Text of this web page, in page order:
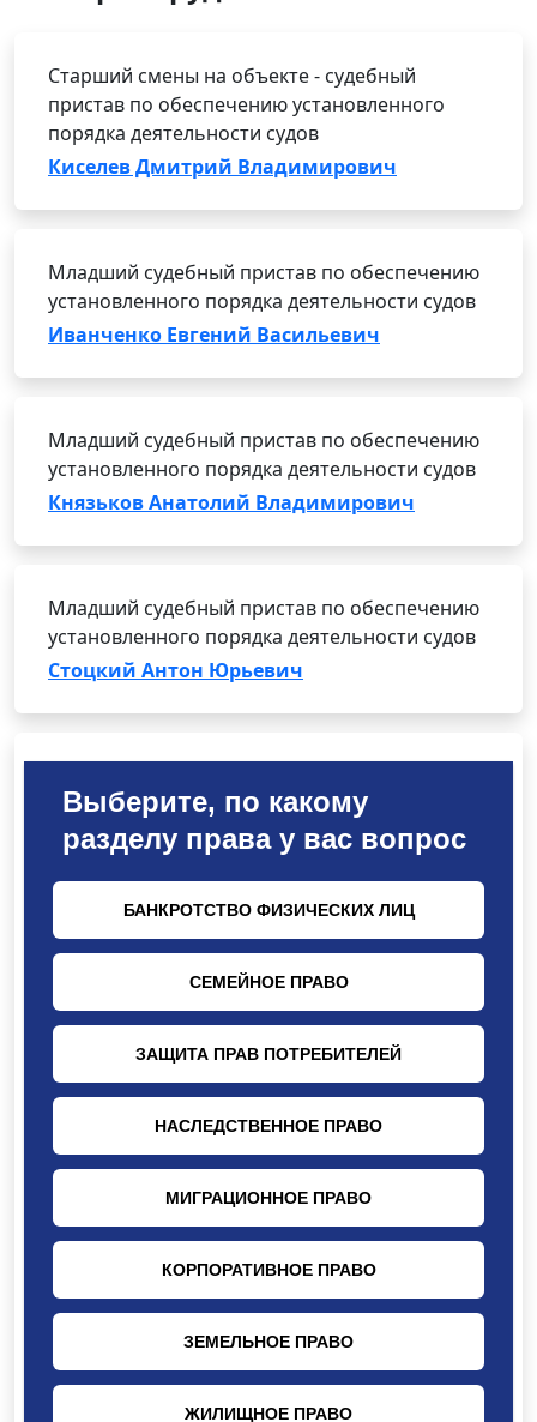
Старший смены на объекте - судебный
пристав по обеспечению установленного
порядка деятельности судов
Киселев Дмитрий Владимирович
Младший судебный пристав по обеспечению
установленного порядка деятельности судов
Иванченко Евгений Васильевич
Младший судебный пристав по обеспечению
установленного порядка деятельности судов
Князьков Анатолий Владимирович
Младший судебный пристав по обеспечению
установленного порядка деятельности судов
Стоцкий Антон Юрьевич